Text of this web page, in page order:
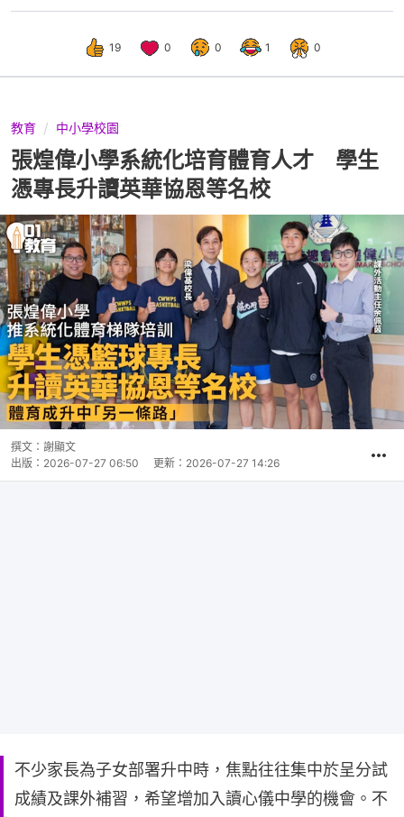
19 0 0 1 0
教育 中小學校園
張煌偉小學系統化培育體育人才 學生
憑專長升讀英華協恩等名校
撰文： 謝顯文
出版： 2026-07-27 06:50 更新： 2026-07-27 14:26
不少家長為子女部署升中時，焦點往往集中於呈分試
成績及課外補習，希望增加入讀心儀中學的機會。不